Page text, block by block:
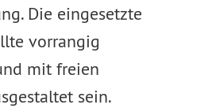
Die eingesetzte
vorrangig
mit freien
sein.